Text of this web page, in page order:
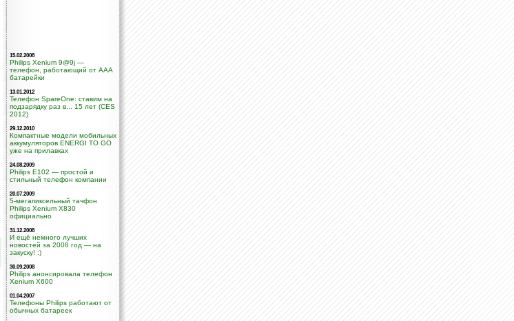
15.02.2008
Philips Xenium 9@9j —
телефон, работающий от AAA
батарейки
13.01.2012
Телефон SpareOne: ставим на
подзарядку раз в... 15 лет (CES
2012)
29.12.2010
Компактные модели мобильных
аккумуляторов ENERGI TO GO
уже на прилавках
24.08.2009
Philips E102 — простой и
стильный телефон компании
20.07.2009
5-мегапиксельный тачфон
Philips Xenium X830
официально
31.12.2008
И ещё немного лучших
новостей за 2008 год — на
закуску! :)
30.09.2008
Philips анонсировала телефон
Xenium X600
01.04.2007
Телефоны Philips работают от
обычных батареек